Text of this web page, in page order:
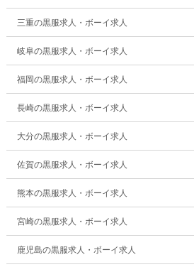
三重の黒服求人・ボーイ求人
岐阜の黒服求人・ボーイ求人
福岡の黒服求人・ボーイ求人
長崎の黒服求人・ボーイ求人
大分の黒服求人・ボーイ求人
佐賀の黒服求人・ボーイ求人
熊本の黒服求人・ボーイ求人
宮崎の黒服求人・ボーイ求人
鹿児島の黒服求人・ボーイ求人